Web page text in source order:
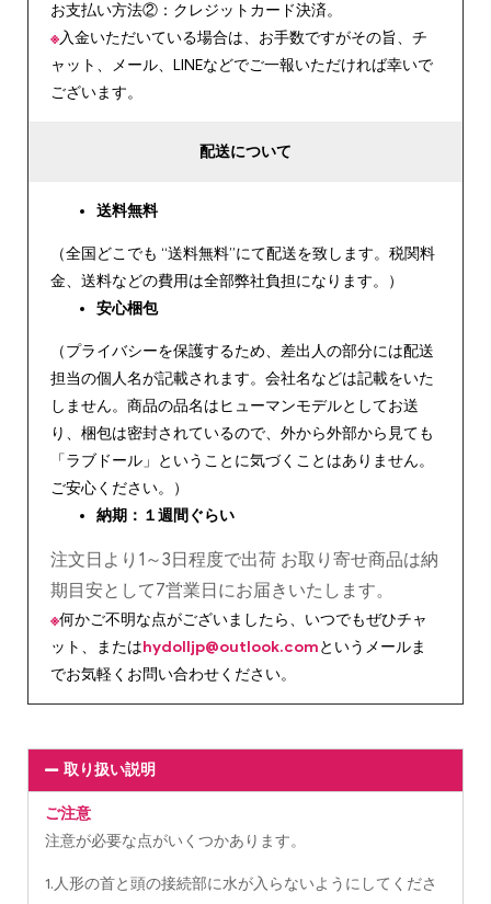
お支払い方法②：クレジットカード決済。
※入金いただいている場合は、お手数ですがその旨、チ
ャット、メール、LINEなどでご一報いただければ幸いで
ございます。
配送について
送料無料
（全国どこでも “送料無料”にて配送を致します。税関料
金、送料などの費用は全部弊社負担になります。）
安心梱包
（プライバシーを保護するため、差出人の部分には配送
担当の個人名が記載されます。会社名などは記載をいた
しません。商品の品名はヒューマンモデルとしてお送
り、梱包は密封されているので、外から外部から見ても
「ラブドール」ということに気づくことはありません。
ご安心ください。）
納期：１週間ぐらい
注文日より1～3日程度で出荷 お取り寄せ商品は納
期目安として7営業日にお届きいたします。
※何かご不明な点がございましたら、いつでもぜひチャ
ット、またはhydolljp@outlook.comというメールま
でお気軽くお問い合わせください。
取り扱い説明
ご注意
注意が必要な点がいくつかあります。
1.人形の首と頭の接続部に水が入らないようにしてくださ